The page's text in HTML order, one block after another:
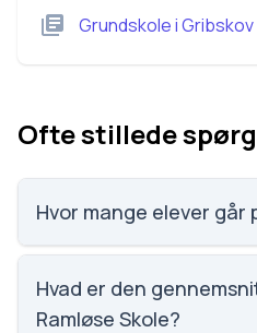
GrundskoleiGribskov
Ofte stillede
Hvor mange elever går
Ramløse Skole har 124
nummer 1632 ud af 3143
Hvad er den
Ramløse Skole?